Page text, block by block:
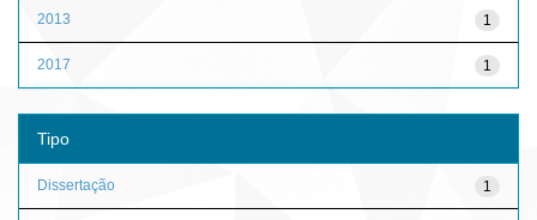
1
2013
1
2017
Tipo
1
Dissertação